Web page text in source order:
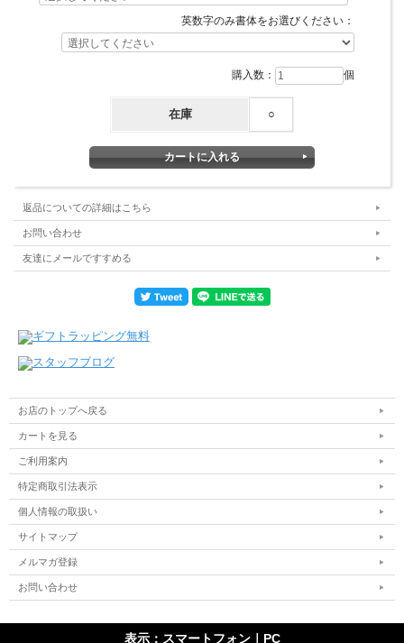
英数字のみ書体をお選びください：
購入数： 個
在庫 ○
返品についての詳細はこちら
お問い合わせ
友達にメールですすめる
お店のトップへ戻る
カートを見る
ご利用案内
特定商取引法表示
個人情報の取扱い
サイトマップ
メルマガ登録
お問い合わせ
表示：スマートフォン｜ PC